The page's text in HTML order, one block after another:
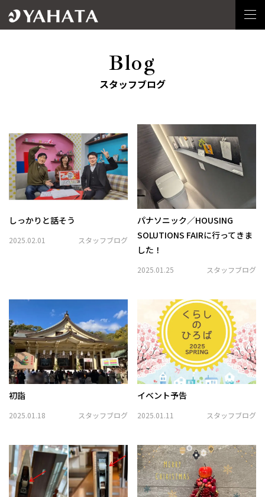
Blog
スタッフブログ
しっかりと話そう
2025.02.01 スタッフブログ
パナソニック／HOUSING
SOLUTIONS FAIRに行ってきま
した！
2025.01.25 スタッフブログ
初詣
2025.01.18 スタッフブログ
イベント予告
2025.01.11 スタッフブログ